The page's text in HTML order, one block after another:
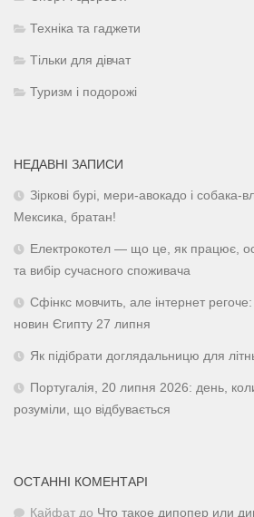
Техніка та гаджети
Тільки для дівчат
Туризм і подорожі
НЕДАВНІ ЗАПИСИ
Зіркові бурі, мери-авокадо і собака-
Мексика, братан!
Електрокотел — що це, як працює,
та вибір сучасного споживача
Сфінкс мовчить, але інтернет
новин Єгипту 27 липня
Як підібрати доглядальницю для
Португалія, 20 липня 2026: день,
розуміли, що відбувається
ОСТАННІ КОМЕНТАРІ
Кайфат до Что такое дипопер или